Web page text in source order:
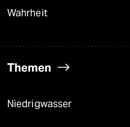
unterstützen
abo
genossenschaft
Wahrheit
Themen
Niedrigwasser